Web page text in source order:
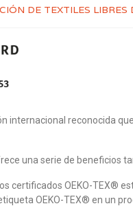
DE TEXTILES LIBRES
internacional reconocida
una serie de beneficios
certificados OEKO-TEX®
OEKO-TEX® en un